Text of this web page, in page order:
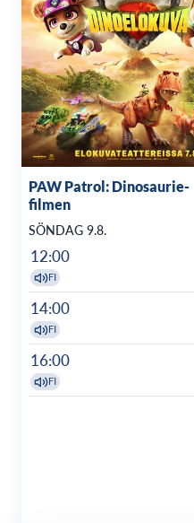
PAW Patrol: Dinosaurie-
filmen
SÖNDAG 9.8.
12:00
FI
14:00
FI
16:00
FI